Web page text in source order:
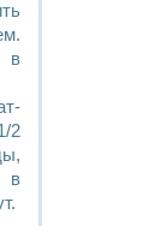
в
2
в